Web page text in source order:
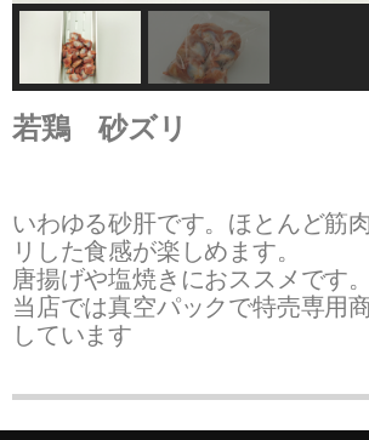
若鶏 砂ズリ
いわゆる砂肝です。ほとんど筋
リした食感が楽しめます。
唐揚げや塩焼きにおススメです。
当店では真空パックで特売専用
しています